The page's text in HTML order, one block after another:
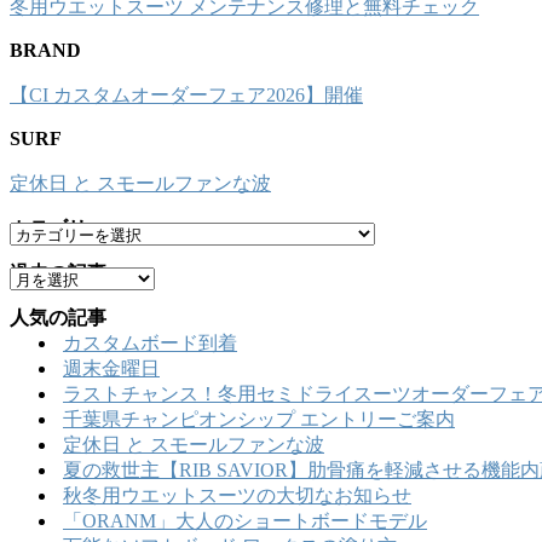
冬用ウエットスーツ メンテナンス修理と無料チェック
BRAND
【CI カスタムオーダーフェア2026】開催
SURF
定休日 と スモールファンな波
カテゴリー
カ
テ
ゴ
リ
ー
過去の記事
ア
ー
カ
人気の記事
カスタムボード到着
週末金曜日
ラストチャンス！冬用セミドライスーツオーダーフェ
千葉県チャンピオンシップ エントリーご案内
定休日 と スモールファンな波
夏の救世主【RIB SAVIOR】肋骨痛を軽減させる機能
秋冬用ウエットスーツの大切なお知らせ
「ORANM」大人のショートボードモデル